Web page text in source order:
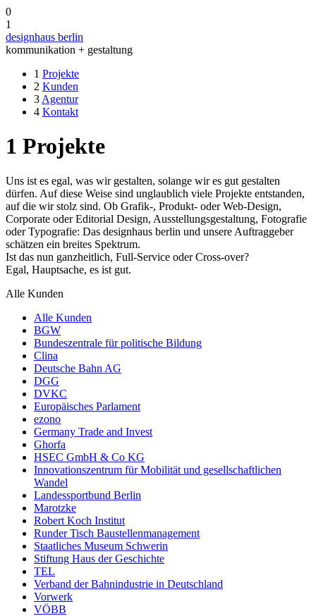
0
1
designhaus berlin
kommunikation + gestaltung
1 Projekte
2 Kunden
3 Agentur
4 Kontakt
1 Projekte
Uns ist es egal, was wir gestalten, solange wir es gut gestalten
dürfen. Auf diese Weise sind unglaublich viele Projekte entstanden,
auf die wir stolz sind. Ob Grafik-, Produkt- oder Web-Design,
Corporate oder Editorial Design, Ausstellungsgestaltung, Fotografie
oder Typografie: Das designhaus berlin und unsere Auftraggeber
schätzen ein breites Spektrum.
Ist das nun ganzheitlich, Full-Service oder Cross-over?
Egal, Hauptsache, es ist gut.
Alle Kunden
Alle Kunden
BGW
Bundeszentrale für politische Bildung
Clina
Deutsche Bahn AG
DGG
DVKC
Europäisches Parlament
ezono
Germany Trade and Invest
Ghorfa
HSEC GmbH & Co KG
Innovationszentrum für Mobilität und gesellschaftlichen
Wandel
Landessportbund Berlin
Marotzke
Robert Koch Institut
Runder Tisch Baustellenmanagement
Staatliches Museum Schwerin
Stiftung Haus der Geschichte
TEL
Verband der Bahnindustrie in Deutschland
Vorwerk
VÖBB